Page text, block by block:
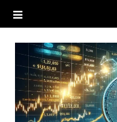
NDT
ĐIỆN
Blog về thị trường